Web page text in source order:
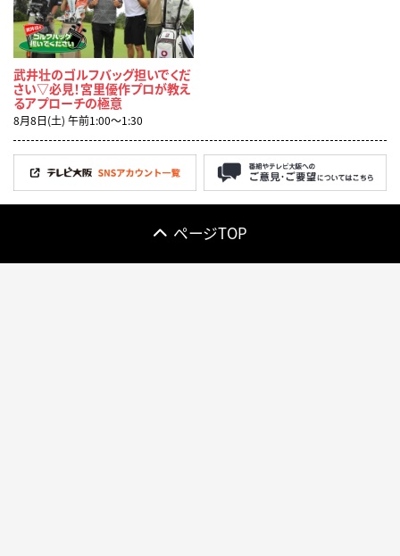
武井壮のゴルフバッグ担いでくだ
さい▽必見！宮里優作プロが教え
るアプローチの極意
8月8日(土) 午前1:00〜1:30
ページTOP